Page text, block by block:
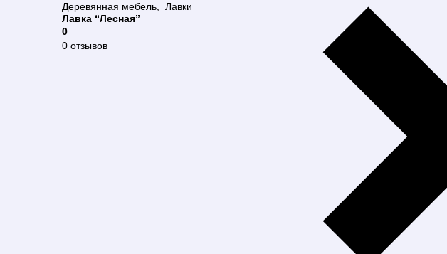
Деревянная мебель, Лавки
Лавка “Лесная”
0
0 отзывов